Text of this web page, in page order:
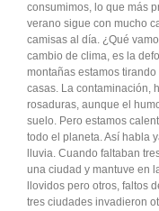
consumimos, lo que más
verano sigue con mucho
camisas al día. ¿Qué
cambio de clima, es la
montañas estamos
casas. La contaminación,
rosaduras, aunque el
suelo. Pero estamos
todo el planeta. Así habla
lluvia. Cuando faltaban
una ciudad y mantuve en
llovidos pero otros, faltos
tres ciudades invadieron